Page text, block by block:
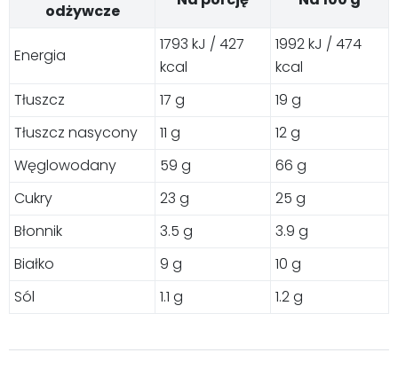
odżywcze
Energia
1793 kJ / 427
kcal
1992 kJ / 474
kcal
Tłuszcz
17 g
19 g
Tłuszcz nasycony
11 g
12 g
Węglowodany
59 g
66 g
Cukry
23 g
25 g
Błonnik
3.5 g
3.9 g
Białko
9 g
10 g
Sól
1.1 g 1.2 g